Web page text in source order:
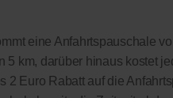
eine Anfahrtspauschale
km, darüber hinaus kostet
2 Euro Rabatt auf die